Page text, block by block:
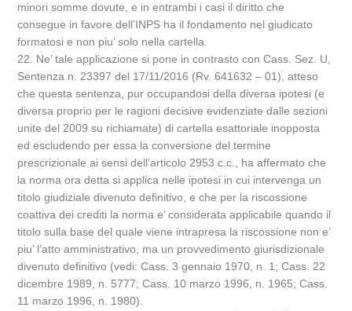
minori somme dovute, e in entrambi i casi il diritto che
consegue in favore dell’INPS ha il fondamento nel giudicato
formatosi e non piu’ solo nella cartella.
22. Ne’ tale applicazione si pone in contrasto con Cass. Sez. U,
Sentenza n. 23397 del 17/11/2016 (Rv. 641632 – 01), atteso
che questa sentenza, pur occupandosi della diversa ipotesi (e
diversa proprio per le ragioni decisive evidenziate dalle sezioni
unite del 2009 su richiamate) di cartella esattoriale inopposta
ed escludendo per essa la conversione del termine
prescrizionale ai sensi dell’articolo 2953 c.c., ha affermato che
la norma ora detta si applica nelle ipotesi in cui intervenga un
titolo giudiziale divenuto definitivo, e che per la riscossione
coattiva dei crediti la norma e’ considerata applicabile quando il
titolo sulla base del quale viene intrapresa la riscossione non e’
piu’ l’atto amministrativo, ma un provvedimento giurisdizionale
divenuto definitivo (vedi: Cass. 3 gennaio 1970, n. 1; Cass. 22
dicembre 1989, n. 5777; Cass. 10 marzo 1996, n. 1965; Cass.
11 marzo 1996, n. 1980).